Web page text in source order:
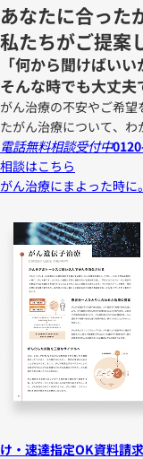
あなたに合った
私たちがご提案
「何から聞けばいい
そんな時でも大丈夫
がん治療の不安やご希
たがん治療について、わ
電話無料相談受付中
相談はこちら
がん治療にまよった時に。
け・速達指定OK資料請